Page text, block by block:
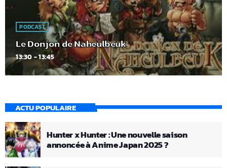
PODCAST
Le Donjon de Naheulbeuk
13:30 - 13:45
ACTU POPULAIRE
Hunter x Hunter : Une nouvelle saison
annoncée à Anime Japan 2025 ?